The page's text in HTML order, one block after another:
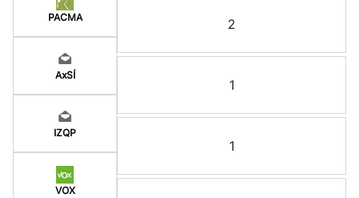
PACMA
AxSÍ
IZQP
VOX
2
1
1